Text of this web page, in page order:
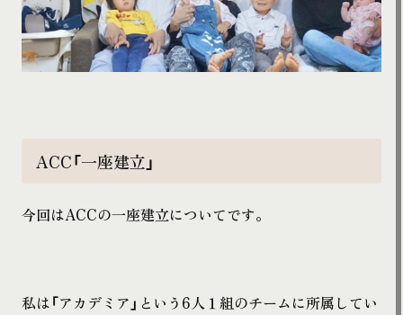
ACC「一座建立」
今回はACCの一座建立についてです。
私は「アカデミア」という6人１組のチームに所属してい